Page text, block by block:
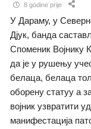
8 godine prije
У Дараму, у
Дјук, банда
Споменик Војнику
да је у рушењу
белаца, белаца
оборену статуу а
војник узвратити
манифестација